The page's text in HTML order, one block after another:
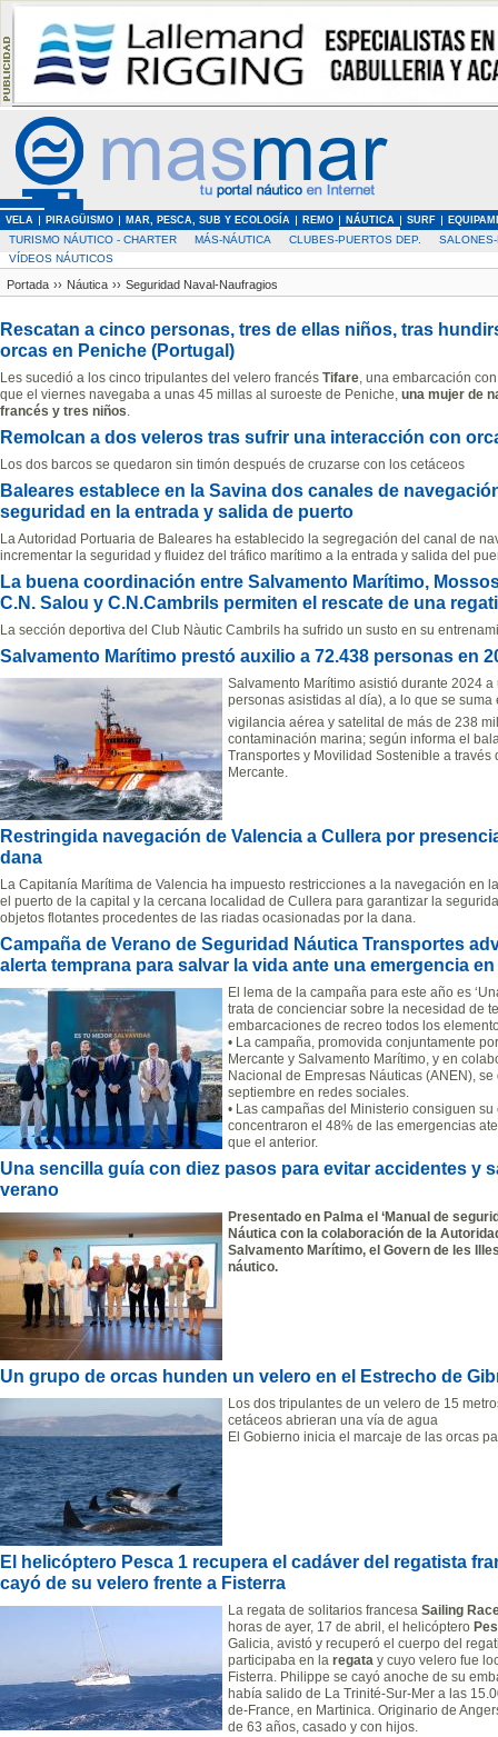
VELA PIRAGÜISMO MAR, PESCA, SUB Y ECOLOGÍA REMO NÁUTICA SURF
TURISMO NÁUTICO - CHARTER MÁS-NÁUTICA CLUBES-PUERTOS DEP.
VÍDEOS NÁUTICOS
Portada ›› Náutica ›› Seguridad Naval-Naufragios
Rescatan a cinco personas, tres de ellas niños, tras
orcas en Peniche (Portugal)
Les sucedió a los cinco tripulantes del velero francés Tifare, una embarcación
que el viernes navegaba a unas 45 millas al suroeste de Peniche, una mujer de
francés y tres niños.
Remolcan a dos veleros tras sufrir una interacción con
Los dos barcos se quedaron sin timón después de cruzarse con los cetáceos
Baleares establece en la Savina dos canales de
seguridad en la entrada y salida de puerto
La Autoridad Portuaria de Baleares ha establecido la segregación del canal de
incrementar la seguridad y fluidez del tráfico marítimo a la entrada y salida del
La buena coordinación entre Salvamento Marítimo,
C.N. Salou y C.N.Cambrils permiten el rescate de una
La sección deportiva del Club Nàutic Cambrils ha sufrido un susto en su
Salvamento Marítimo prestó auxilio a 72.438 personas en
Salvamento Marítimo asistió durante 2024
personas asistidas al día), a lo que se
vigilancia aérea y satelital de más de 238
contaminación marina; según informa el
Transportes y Movilidad Sostenible a
Mercante.
Restringida navegación de Valencia a Cullera por
dana
La Capitanía Marítima de Valencia ha impuesto restricciones a la navegación en
el puerto de la capital y la cercana localidad de Cullera para garantizar la
objetos flotantes procedentes de las riadas ocasionadas por la dana.
Campaña de Verano de Seguridad Náutica Transportes
alerta temprana para salvar la vida ante una emergencia en
El lema de la campaña para este año es
trata de concienciar sobre la necesidad de
embarcaciones de recreo todos los
• La campaña, promovida conjuntamente
Mercante y Salvamento Marítimo, y en
Nacional de Empresas Náuticas (ANEN),
septiembre en redes sociales.
• Las campañas del Ministerio consiguen
concentraron el 48% de las emergencias
que el anterior.
Una sencilla guía con diez pasos para evitar accidentes y
verano
Presentado en Palma el ‘Manual de
Náutica con la colaboración de la
Salvamento Marítimo, el Govern de les
náutico.
Un grupo de orcas hunden un velero en el Estrecho de
Los dos tripulantes de un velero de 15
cetáceos abrieran una vía de agua
El Gobierno inicia el marcaje de las orcas
El helicóptero Pesca 1 recupera el cadáver del regatista
cayó de su velero frente a Fisterra
La regata de solitarios francesa Sailing
horas de ayer, 17 de abril, el helicóptero
Galicia, avistó y recuperó el cuerpo del
participaba en la regata y cuyo velero fue
Fisterra. Philippe se cayó anoche de su
había salido de La Trinité-Sur-Mer a las
de-France, en Martinica. Originario de
de 63 años, casado y con hijos.